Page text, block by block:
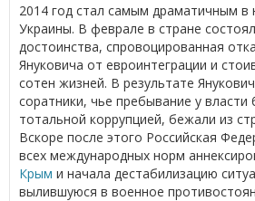
2014 год стал самым драматичным в
Украины. В феврале в стране
достоинства, спровоцированная
Януковича от евроинтеграции и
сотен жизней. В результате
соратники, чье пребывание у
тотальной коррупцией, бежали из
Вскоре после этого Российская
всех международных норм
Крым и начала дестабилизацию
вылившуюся в военное